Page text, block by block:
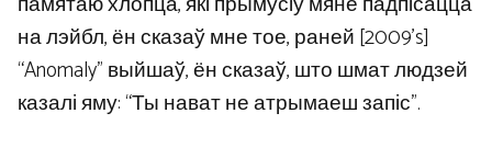
на лэйбл, ён сказаў мне тое, раней [2009’s]
“Anomaly” выйшаў, ён сказаў, што шмат людзей
казалі яму: “Ты нават не атрымаеш запіс”.